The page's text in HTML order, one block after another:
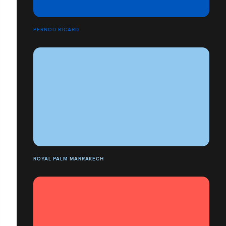
PERNOD RICARD
ROYAL PALM MARRAKECH